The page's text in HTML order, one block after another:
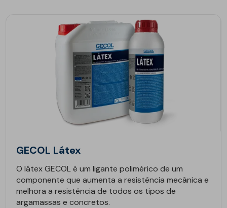
GECOL Látex
O látex GECOL é um ligante polimérico de um
componente que aumenta a resistência mecânica e
melhora a resistência de todos os tipos de
argamassas e concretos.